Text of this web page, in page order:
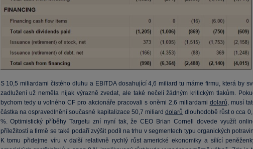
S 10,5 miliardami čistého dluhu a EBITDA dosahující 4,6 miliard tu máme firmu, která by
zadlužení už neměla nijak výrazně zvedat, ale také nečelí žádným kritickým tlakům.
bychom tedy u volného CF pro akcionáře pracovali s oněmi 2,6 miliardami dolarů, musí
částka na ospravedlnění současné kapitalizace 50,7 miliarddolarů dlouhodobě růst o cca
%. Optimistický příběhy Targetu zní nyní tak, že CEO Brian Cornell dovede využít
příležitostí a firmě se také podaří zvýšit podíl na trhu v segmentech typu organických
K tomu přidejme víru v další relativně rychlý růst americké ekonomiky a sílící